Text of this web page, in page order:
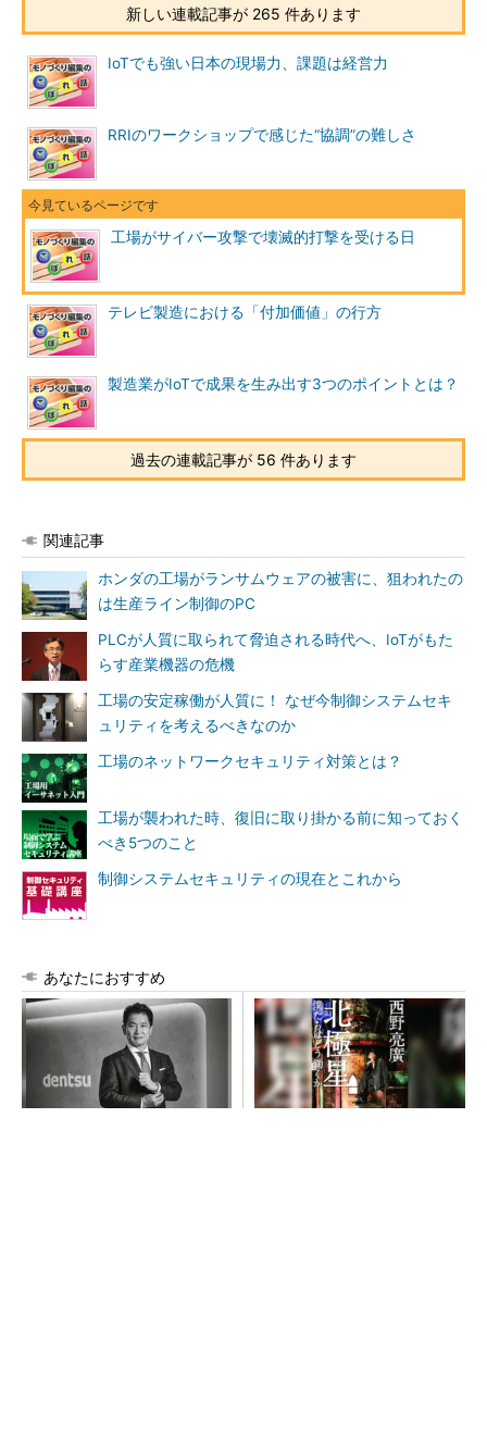
新しい連載記事が 265 件あります
IoTでも強い日本の現場力、課題は経営力
RRIのワークショップで感じた“協調”の難しさ
工場がサイバー攻撃で壊滅的打撃を受ける日
テレビ製造における「付加価値」の行方
製造業がIoTで成果を生み出す3つのポイントとは？
過去の連載記事が 56 件あります
関連記事
ホンダの工場がランサムウェアの被害に、狙われたの
は生産ライン制御のPC
PLCが人質に取られて脅迫される時代へ、IoTがもた
らす産業機器の危機
工場の安定稼働が人質に！ なぜ今制御システムセキ
ュリティを考えるべきなのか
工場のネットワークセキュリティ対策とは？
工場が襲われた時、復旧に取り掛かる前に知っておく
べき5つのこと
制御システムセキュリティの現在とこれから
あなたにおすすめ